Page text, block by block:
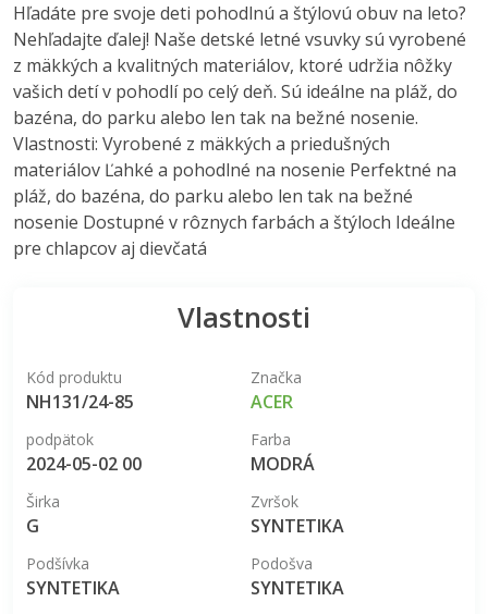
Hľadáte pre svoje deti pohodlnú a štýlovú obuv na leto?
Nehľadajte ďalej! Naše detské letné vsuvky sú vyrobené
z mäkkých a kvalitných materiálov, ktoré udržia nôžky
vašich detí v pohodlí po celý deň. Sú ideálne na pláž, do
bazéna, do parku alebo len tak na bežné nosenie.
Vlastnosti: Vyrobené z mäkkých a priedušných
materiálov Ľahké a pohodlné na nosenie Perfektné na
pláž, do bazéna, do parku alebo len tak na bežné
nosenie Dostupné v rôznych farbách a štýloch Ideálne
pre chlapcov aj dievčatá
Vlastnosti
Kód produktu
NH131/24-85
Značka
ACER
podpätok
2024-05-02 00
Farba
MODRÁ
Širka
G
Zvršok
SYNTETIKA
Podšívka
SYNTETIKA
Podošva
SYNTETIKA